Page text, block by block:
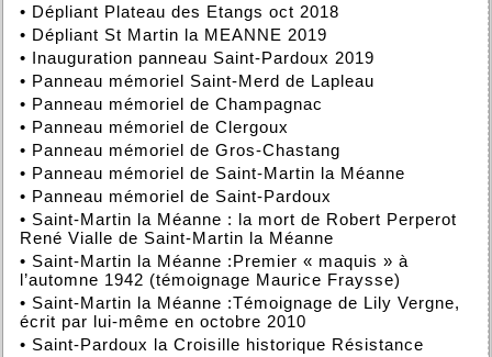
• Dépliant Plateau des Etangs oct 2018
• Dépliant St Martin la MEANNE 2019
• Inauguration panneau Saint-Pardoux 2019
• Panneau mémoriel Saint-Merd de Lapleau
• Panneau mémoriel de Champagnac
• Panneau mémoriel de Clergoux
• Panneau mémoriel de Gros-Chastang
• Panneau mémoriel de Saint-Martin la Méanne
• Panneau mémoriel de Saint-Pardoux
• Saint-Martin la Méanne : la mort de Robert Perperot
René Vialle de Saint-Martin la Méanne
• Saint-Martin la Méanne :Premier « maquis » à
l’automne 1942 (témoignage Maurice Fraysse)
• Saint-Martin la Méanne :Témoignage de Lily Vergne,
écrit par lui-même en octobre 2010
• Saint-Pardoux la Croisille historique Résistance